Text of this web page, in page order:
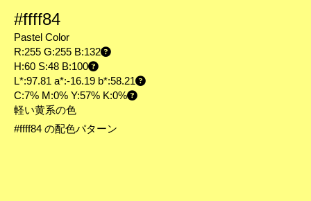
#ffff84
Pastel Color
R:255 G:255 B:132
H:60 S:48 B:100
L*:97.81 a*:-16.19 b*:58.21
C:7% M:0% Y:57% K:0%
軽い黄系の色
#ffff84 の配色パターン